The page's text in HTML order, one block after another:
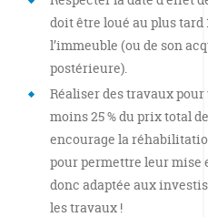
doit être loué au plus tard
l’immeuble (ou de son
postérieure).
Réaliser des travaux
moins 25 % du prix total
encourage la
pour permettre leur mise
donc adaptée aux
les travaux !